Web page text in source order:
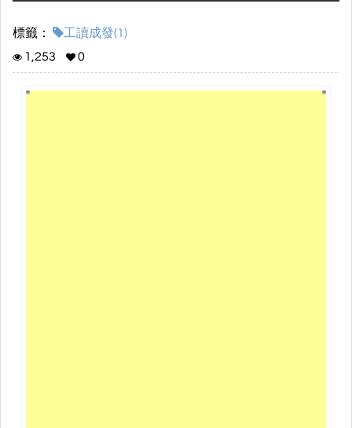
標籤：
工讀成發(1)
1,253
0